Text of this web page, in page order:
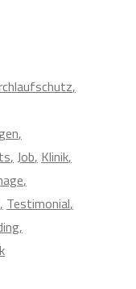
Job Klinik
Testimonial